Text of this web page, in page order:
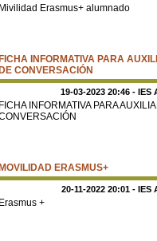
Mivilidad Erasmus+ alumnado
FICHA INFORMATIVA PARA
DE CONVERSACIÓN
19-03-2023 20:46 - IES
FICHA INFORMATIVA PARA
MOVILIDAD ERASMUS+
20-11-2022 20:01 - IES
Erasmus +